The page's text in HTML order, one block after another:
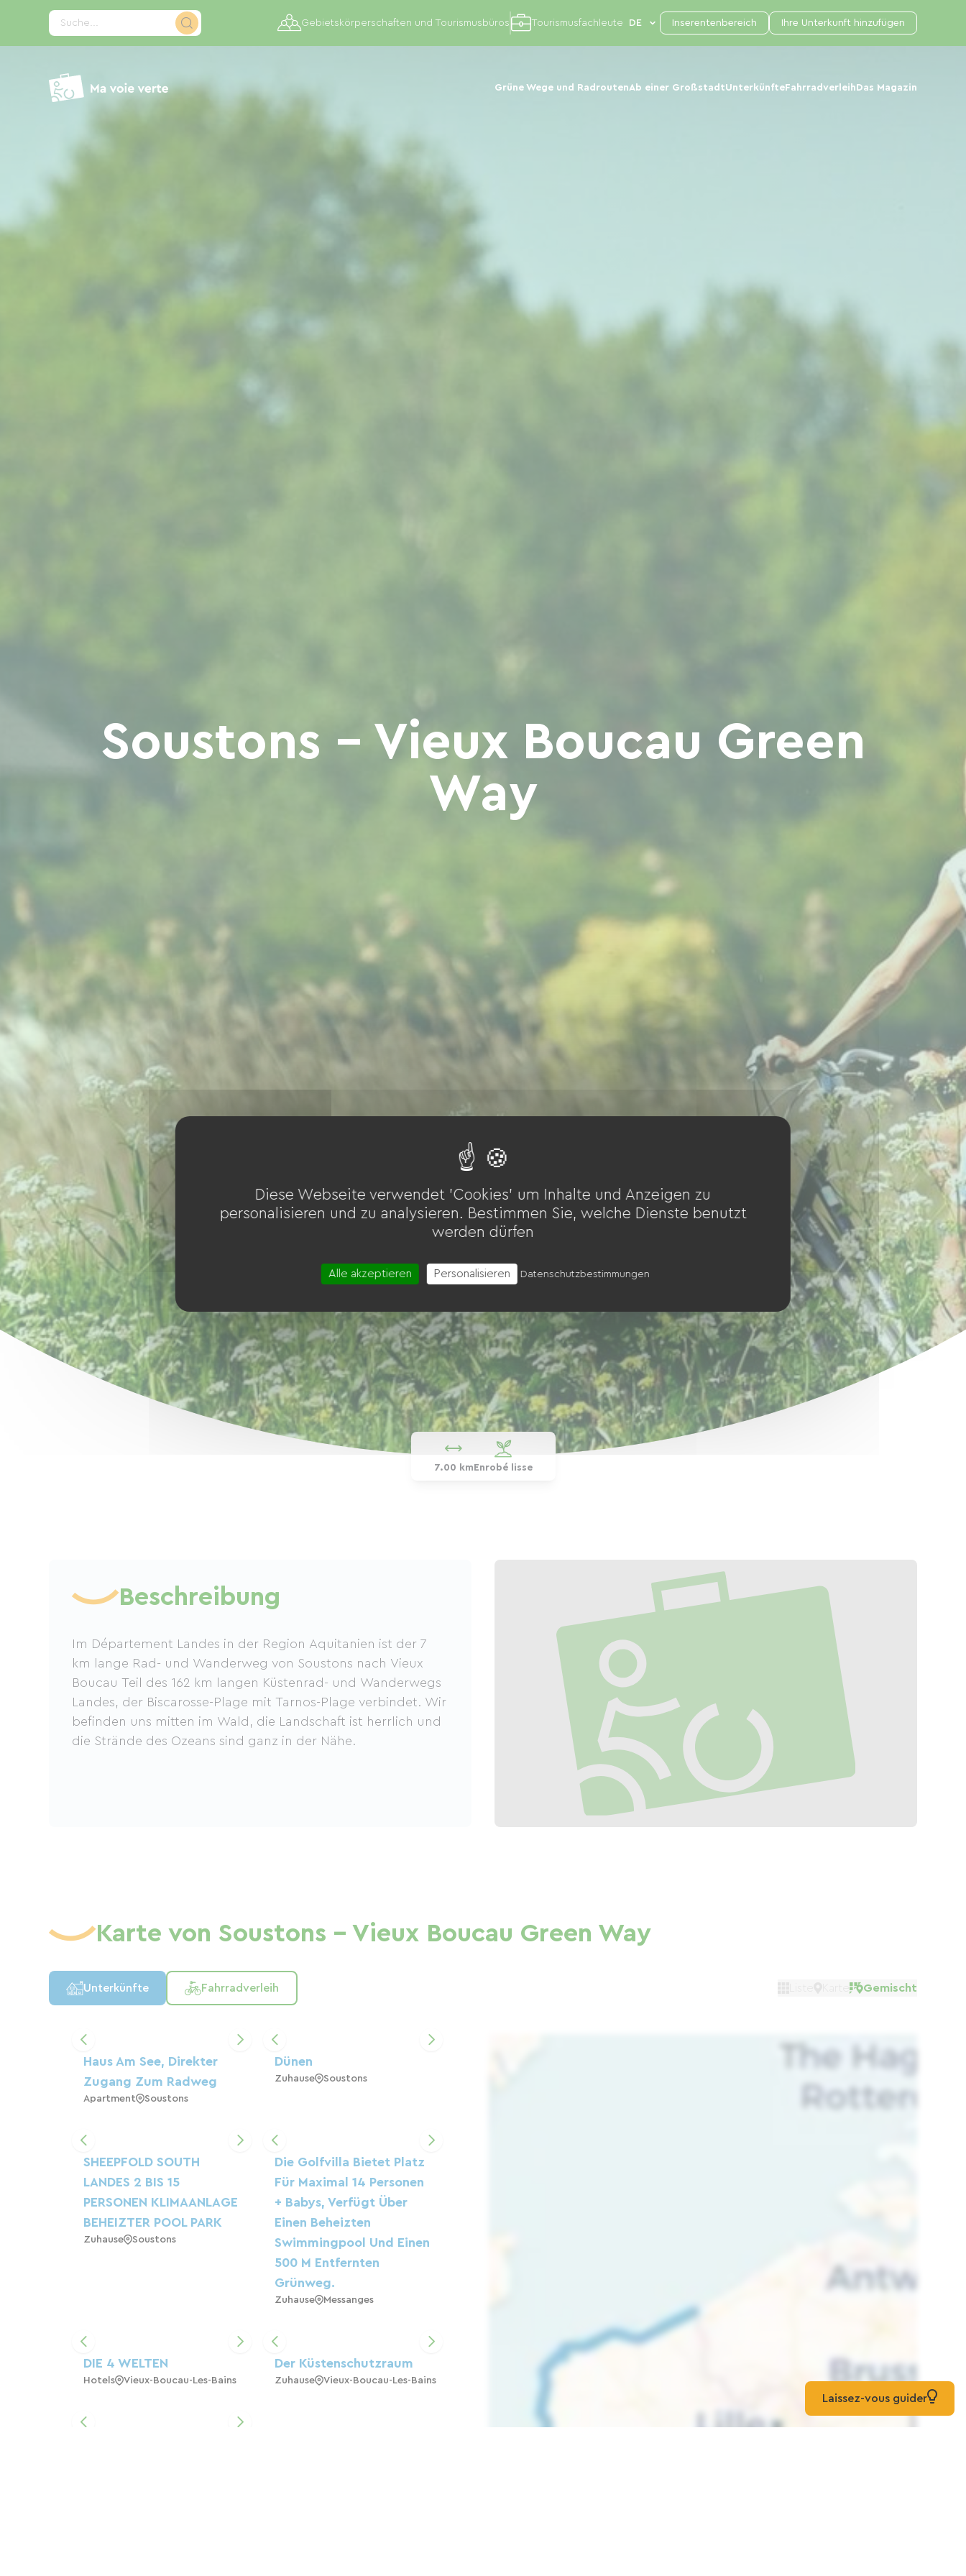
Suche...
Grüne Wege und RadroutenAb einer GroßstadtUnterkünfte Fahrradverleih Das Magazin
Gebietskörperschaften und Tourismusbüros Tourismusfachleute Inserentenbereich Ihre Unterkunft hinzufügen
Soustons - Vieux Boucau Green
Way
7.00 km Enrobé lisse
Beschreibung
Im Département Landes in der Region Aquitanien ist der 7
km lange Rad- und Wanderweg von Soustons nach Vieux
Boucau Teil des 162 km langen Küstenrad- und Wanderwegs
Landes, der Biscarosse-Plage mit Tarnos-Plage verbindet. Wir
befinden uns mitten im Wald, die Landschaft ist herrlich und
die Strände des Ozeans sind ganz in der Nähe.
Karte von Soustons - Vieux Boucau Green Way
Unterkünfte Fahrradverleih Gemischt
Haus Am See, Direkter
Zugang Zum Radweg
Apartment Soustons
Dünen
Zuhause Soustons
SHEEPFOLD SOUTH
LANDES 2 BIS 15
PERSONEN KLIMAANLAGE
BEHEIZTER POOL PARK
Zuhause Soustons
Die Golfvilla Bietet Platz
Für Maximal 14 Personen
+ Babys, Verfügt Über
Einen Beheizten
Swimmingpool Und Einen
500 M Entfernten
Grünweg.
Zuhause Messanges
DIE 4 WELTEN
Hotels Vieux-Boucau-Les-Bains
Der Küstenschutzraum
Zuhause Vieux-Boucau-Les-Bains
Laissez-vous guider
Cookie-Einstellungen
Diese Webseite verwendet 'Cookies' um Inhalte und Anzeigen zu
personalisieren und zu analysieren. Bestimmen Sie, welche Dienste benutzt
werden dürfen
Alle akzeptieren Personalisieren Datenschutzbestimmungen